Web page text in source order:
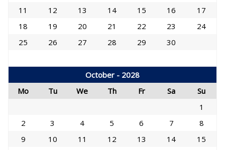
11
12 13 14 15 16
17
18
19 20 21 22 23
24
25
26 27 28 29 30
October - 2028
Mo
Tu We Th Fr Sa
Su
1
2
3 4 5 6 7
8
9
10 11 12 13 14
15